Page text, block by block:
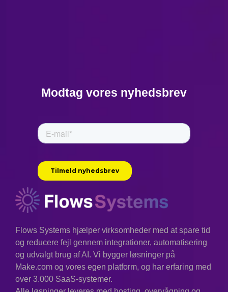
Modtag vores nyhedsbrev
Flows Systems hjælper virksomheder med at spare tid
og reducere fejl gennem integrationer, automatisering
og udvalgt brug af AI. Vi bygger løsninger på
Make.com og vores egen platform, og har erfaring med
over 3.000 SaaS-systemer.